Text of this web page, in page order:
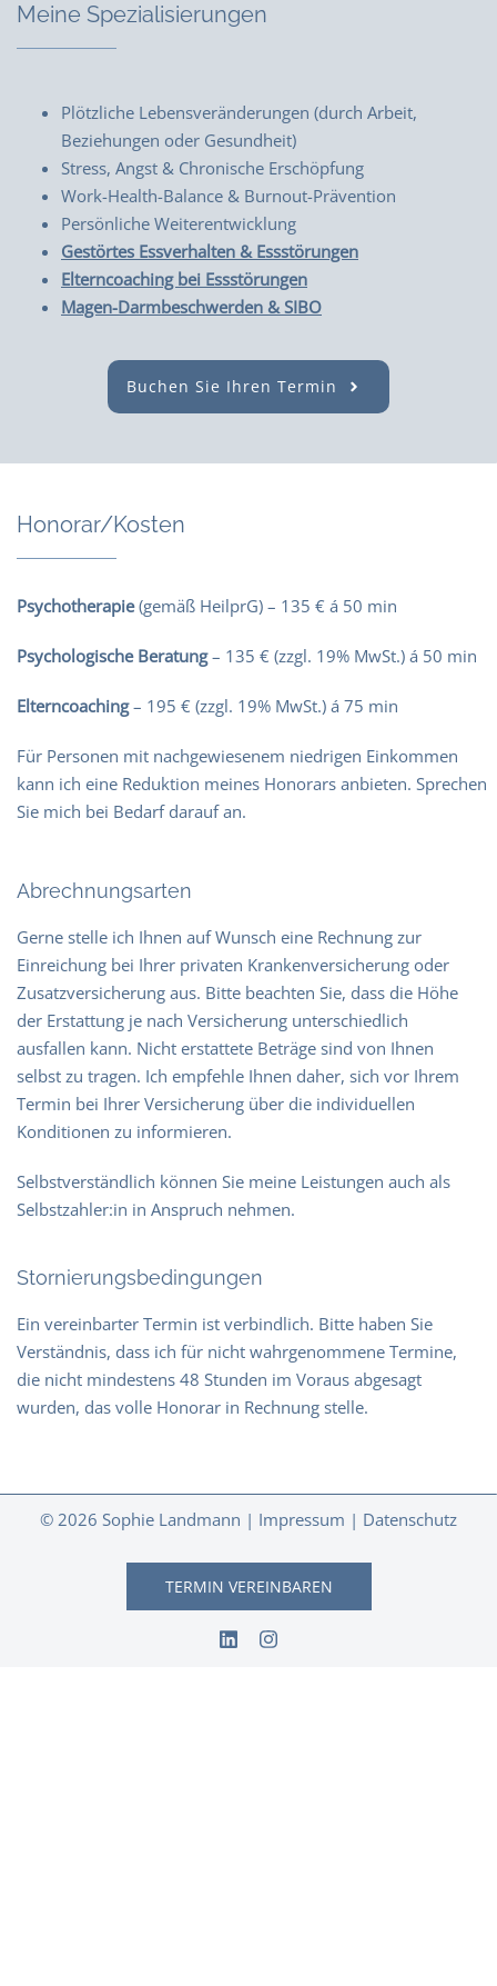
Meine Spezialisierungen
Plötzliche Lebensveränderungen (durch Arbeit,
Beziehungen oder Gesundheit)
Stress, Angst & Chronische Erschöpfung
Work-Health-Balance & Burnout-Prävention
Persönliche Weiterentwicklung
Gestörtes Essverhalten & Essstörungen
Elterncoaching bei Essstörungen
Magen-Darmbeschwerden & SIBO
Buchen Sie Ihren Termin
Honorar/Kosten
Psychotherapie(gemäß HeilprG) – 135 € á 50 min
Psychologische Beratung– 135 € (zzgl. 19% MwSt.) á 50 min
Elterncoaching – 195 € (zzgl. 19% MwSt.) á 75 min
Für Personen mit nachgewiesenem niedrigen Einkommen
kann ich eine Reduktion meines Honorars anbieten. Sprechen
Sie mich bei Bedarf darauf an.
Abrechnungsarten
Gerne stelle ich Ihnen auf Wunsch eine Rechnung zur
Einreichung bei Ihrer privaten Krankenversicherung oder
Zusatzversicherung aus. Bitte beachten Sie, dass die Höhe
der Erstattung je nach Versicherung unterschiedlich
ausfallen kann. Nicht erstattete Beträge sind von Ihnen
selbst zu tragen. Ich empfehle Ihnen daher, sich vor Ihrem
Termin bei Ihrer Versicherung über die individuellen
Konditionen zu informieren.
Selbstverständlich können Sie meine Leistungen auch als
Selbstzahler:in in Anspruch nehmen.
Stornierungsbedingungen
Ein vereinbarter Termin ist verbindlich. Bitte haben Sie
Verständnis, dass ich für nicht wahrgenommene Termine,
die nicht mindestens 48 Stunden im Voraus abgesagt
wurden, das volle Honorar in Rechnung stelle.
© 2026 Sophie Landmann | Impressum | Datenschutz
TERMIN VEREINBAREN